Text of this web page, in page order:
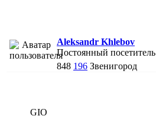
Aleksandr Khlebov
Постоянный посетитель
848 196 Звенигород
GIO